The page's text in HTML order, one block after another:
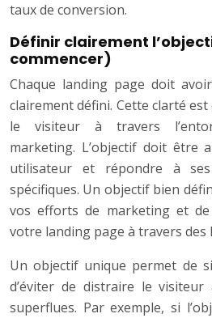
taux de conversion.
Définir clairement
commencer)
Chaque landing page doit
clairement défini. Cette clarté
le visiteur à travers
marketing. L’objectif doit être
utilisateur et répondre à
spécifiques. Un objectif bien
vos efforts de marketing et
votre landing page à travers des
Un objectif unique permet de
d’éviter de distraire le visiteur
superflues. Par exemple, si